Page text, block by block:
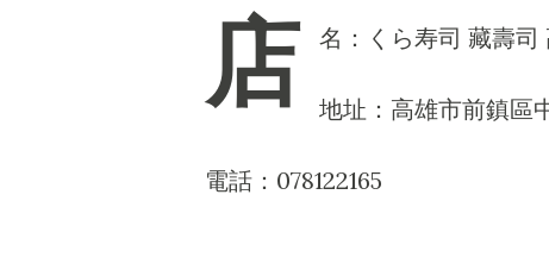
店 名：くら寿司 藏壽司
地址：高雄市前鎮區
電話：078122165